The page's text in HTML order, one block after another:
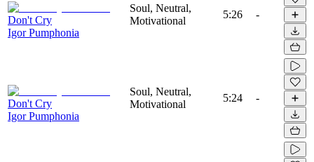
Don't Cry
Igor Pumphonia
Soul, Neutral,
Motivational
5:26 -
Don't Cry
Igor Pumphonia
Soul, Neutral,
Motivational
5:24 -